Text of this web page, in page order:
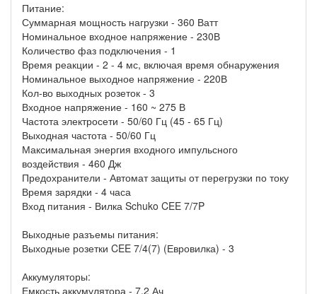
Питание:
Суммарная мощность нагрузки - 360 Ватт
Номинальное входное напряжение - 230В
Количество фаз подключения - 1
Время реакции - 2 - 4 мс, включая время обнаружения
Номинальное выходное напряжение - 220В
Кол-во выходных розеток - 3
Входное напряжение - 160 ~ 275 В
Частота электросети - 50/60 Гц (45 - 65 Гц)
Выходная частота - 50/60 Гц
Максимальная энергия входного импульсного
воздействия - 460 Дж
Предохранители - Автомат защиты от перегрузки по току
Время зарядки - 4 часа
Вход питания - Вилка Schuko CEE 7/7P
Выходные разъемы питания:
Выходные розетки CEE 7/4(7) (Евровилка) - 3
Аккумуляторы:
Емкость аккумулятора - 7.2 Ач